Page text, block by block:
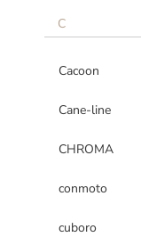
C
Cacoon
Cane-line
CHROMA
conmoto
cuboro